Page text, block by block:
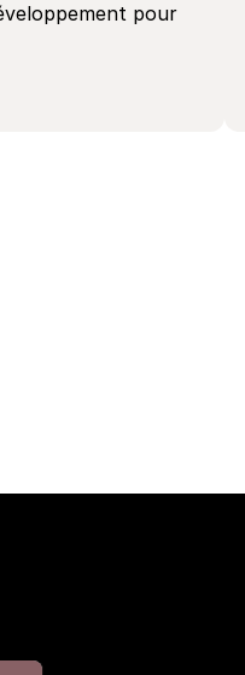
pour